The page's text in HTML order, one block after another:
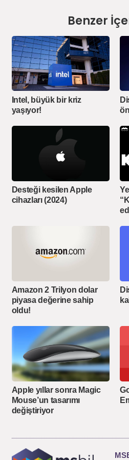
Benzer
Intel, büyük bir kriz
yaşıyor!
Desteği kesilen Apple
cihazları (2024)
Amazon 2 Trilyon dolar
piyasa değerine sahip
oldu!
Apple yıllar sonra Magic
Mouse’un tasarımı
değiştiriyor